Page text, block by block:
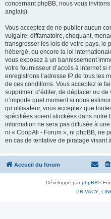
concernant phpBB, nous vous
anglais).
Vous acceptez de ne publier aucun
vulgaire, diffamatoire, choquant,
transgresser les lois de votre pays, le
hébergé, ou encore la loi
vous exposez à un bannissement
votre fournisseur d’accès à internet
enregistrons l’adresse IP de tous les
de ces conditions. Vous acceptez le
supprimer, d’éditer, de déplacer ou
n’importe quel moment si nous
qu’utilisateur, vous acceptez que
spécifiées soient stockées dans notre
information ne sera pas diffusée à
ni « CoopAli - Forum », ni phpBB, ne
en cas de tentative de piratage visant
Accueil du forum
Développé parphpBB®